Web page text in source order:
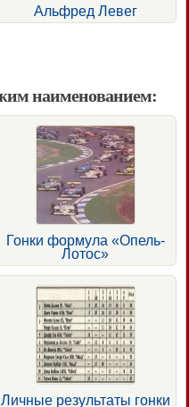
Альфред Левег
наименованием:
Гонки формула «Опель-
Лотос»
Личные результаты гонки